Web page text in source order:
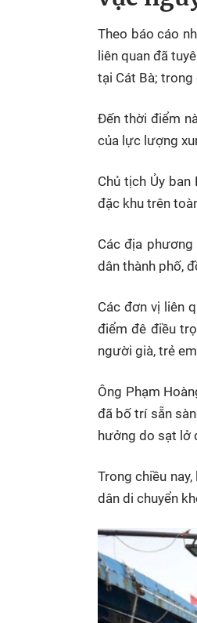
Theo báo cáo
liên quan đã
tại Cát Bà;
Đến thời điểm
của lực lượng
Chủ tịch Ủy ban
đặc khu trên
Các địa
dân thành phố,
Các đơn vị liên
điểm đê điều
người già, trẻ
Ông Phạm
đã bố trí sẵn
hưởng do sạt lở
Trong chiều
dân di chuyển